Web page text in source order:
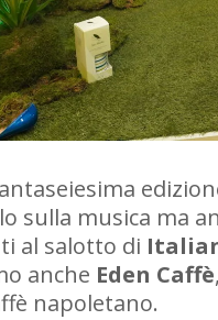
sulla musica ma
al salotto di
anche Eden Caffè
napoletano.